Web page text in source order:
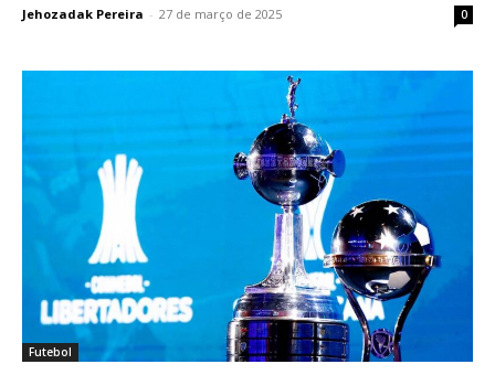
Jehozadak Pereira - 27 de março de 2025 0
Futebol